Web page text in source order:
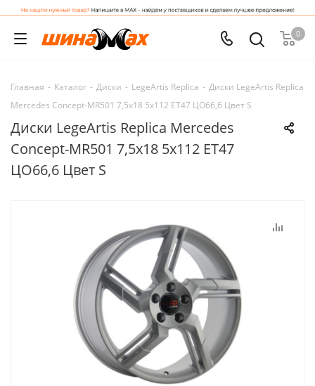
0
Главная - Каталог - Диски - LegeArtis Replica - Диски LegeArtis Replica
Mercedes Concept-MR501 7,5x18 5x112 ET47 ЦО66,6 Цвет S
Диски LegeArtis Replica Mercedes
Concept-MR501 7,5x18 5x112 ET47
ЦО66,6 Цвет S